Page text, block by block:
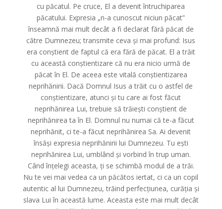
cu păcatul. Pe cruce, El a devenit întruchiparea
păcatului. Expresia „n-a cunoscut niciun păcat”
înseamnă mai mult decât a fi declarat fără păcat de
către Dumnezeu; transmite ceva și mai profund: Isus
era conștient de faptul că era fără de păcat. El a trăit
cu această conștientizare că nu era nicio urmă de
păcat în El. De aceea este vitală conștientizarea
neprihănirii. Dacă Domnul Isus a trăit cu o astfel de
conștientizare, atunci și tu care ai fost făcut
neprihănirea Lui, trebuie să trăiești conștient de
neprihănirea ta în El. Domnul nu numai că te-a făcut
neprihănit, ci te-a făcut neprihănirea Sa. Ai devenit
însăși expresia neprihănirii lui Dumnezeu. Tu ești
neprihănirea Lui, umblând și vorbind în trup uman.
Când înțelegi aceasta, ți se schimbă modul de a trăi.
Nu te vei mai vedea ca un păcătos iertat, ci ca un copil
autentic al lui Dumnezeu, trăind perfecțiunea, curăția și
slava Lui în această lume. Aceasta este mai mult decât